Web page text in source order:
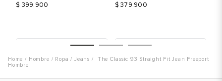
$ 399.900
Selecciona una talla
EUR
USA
$ 379.900
Talla
Selecciona una talla
EUR
USA
Hombre Ropa Jeans
The Classic 93 Straight Fit Jean Freeport
Hombre